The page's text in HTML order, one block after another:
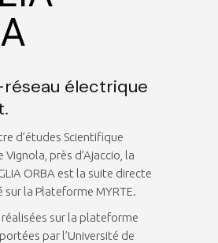
électrique
d’études Scientifique
Vignola, près d’Ajaccio, la
ORBA est la suite directe
sur la Plateforme MYRTE.
réalisées sur la plateforme
par l’Université de